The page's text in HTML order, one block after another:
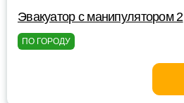
Эвакуатор с манипулятором 2
ПО ГОРОДУ